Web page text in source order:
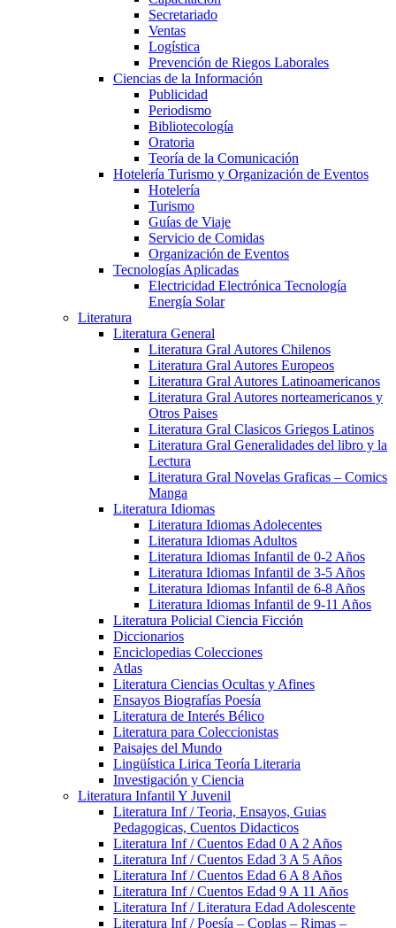
Secretariado
Ventas
Logística
Prevención de Riegos Laborales
Ciencias de la Información
Publicidad
Periodismo
Bibliotecología
Oratoria
Teoría de la Comunicación
Hotelería Turismo y Organización de Eventos
Hotelería
Turismo
Guías de Viaje
Servicio de Comidas
Organización de Eventos
Tecnologías Aplicadas
Electricidad Electrónica Tecnología
Energía Solar
Literatura
Literatura General
Literatura Gral Autores Chilenos
Literatura Gral Autores Europeos
Literatura Gral Autores Latinoamericanos
Literatura Gral Autores norteamericanos y
Otros Paises
Literatura Gral Clasicos Griegos Latinos
Literatura Gral Generalidades del libro y la
Lectura
Literatura Gral Novelas Graficas – Comics
Manga
Literatura Idiomas
Literatura Idiomas Adolecentes
Literatura Idiomas Adultos
Literatura Idiomas Infantil de 0-2 Años
Literatura Idiomas Infantil de 3-5 Años
Literatura Idiomas Infantil de 6-8 Años
Literatura Idiomas Infantil de 9-11 Años
Literatura Policial Ciencia Ficción
Diccionarios
Enciclopedias Colecciones
Atlas
Literatura Ciencias Ocultas y Afines
Ensayos Biografías Poesía
Literatura de Interés Bélico
Literatura para Coleccionistas
Paisajes del Mundo
Lingüística Lirica Teoría Literaria
Investigación y Ciencia
Literatura Infantil Y Juvenil
Literatura Inf / Teoria, Ensayos, Guias
Pedagogicas, Cuentos Didacticos
Literatura Inf / Cuentos Edad 0 A 2 Años
Literatura Inf / Cuentos Edad 3 A 5 Años
Literatura Inf / Cuentos Edad 6 A 8 Años
Literatura Inf / Cuentos Edad 9 A 11 Años
Literatura Inf / Literatura Edad Adolescente
Literatura Inf / Poesía – Coplas – Rimas –